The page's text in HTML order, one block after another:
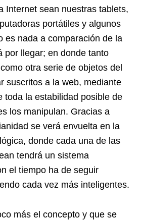
Internet sean nuestras tablets,
portátiles y algunos
es nada a comparación de la
por llegar; en donde tanto
otra serie de objetos del
suscritos a la web, mediante
toda la estabilidad posible de
los manipulan. Gracias a
se verá envuelta en la
donde cada una de las
tendrá un sistema
el tiempo ha de seguir
cada vez más inteligentes.
más el concepto y que se